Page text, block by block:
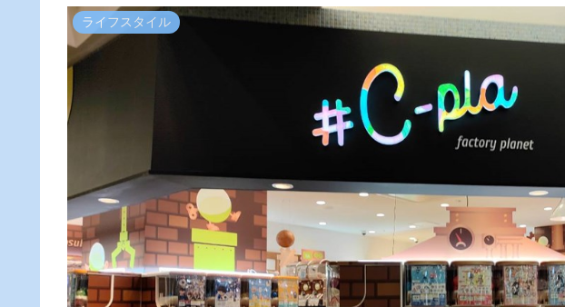
ライフスタイル